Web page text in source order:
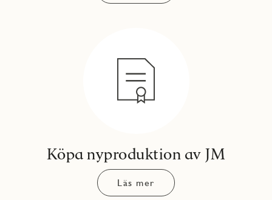
Köpa nyproduktion av JM
Läs mer